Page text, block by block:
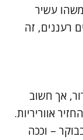
עשיר
רעננים, זה
שעות בקירור, אך חשוב
אווריריות.
– וככה